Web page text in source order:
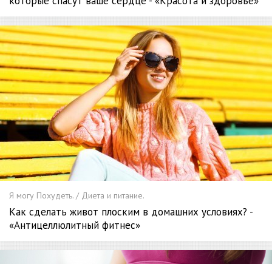
Я могу Похудеть. / Диета и питание.
Как сделать живот плоским в домашних условиях? -
«Антицеллюлитный фитнес»